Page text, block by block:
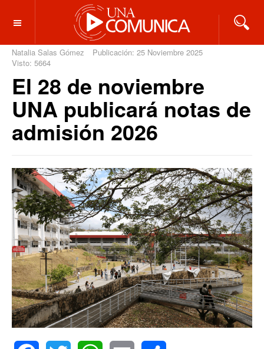
OFF CANVAS
Natalia Salas Gómez
Publicación: 25 Noviembre 2025
Visto: 5664
El 28 de noviembre
UNA publicará notas de
admisión 2026